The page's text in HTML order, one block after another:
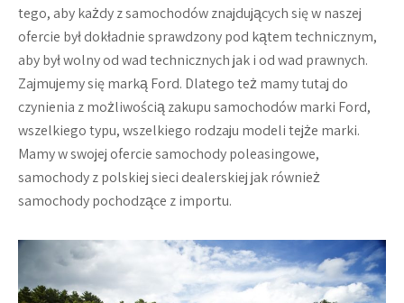
tego, aby każdy z samochodów znajdujących się w naszej
ofercie był dokładnie sprawdzony pod kątem technicznym,
aby był wolny od wad technicznych jak i od wad prawnych.
Zajmujemy się marką Ford. Dlatego też mamy tutaj do
czynienia z możliwością zakupu samochodów marki Ford,
wszelkiego typu, wszelkiego rodzaju modeli tejże marki.
Mamy w swojej ofercie samochody poleasingowe,
samochody z polskiej sieci dealerskiej jak również
samochody pochodzące z importu.